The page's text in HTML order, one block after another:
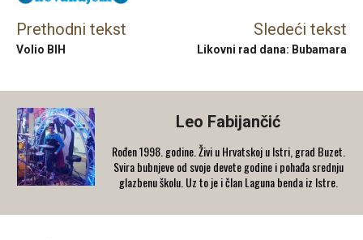
Prethodni tekst
Volio BIH
Sledeći tekst
Likovni rad dana: Bubamara
Leo Fabijančić
Rođen 1998. godine. Živi u Hrvatskoj u Istri, grad Buzet.
Svira bubnjeve od svoje devete godine i pohađa srednju
glazbenu školu. Uz to je i član Laguna benda iz Istre.